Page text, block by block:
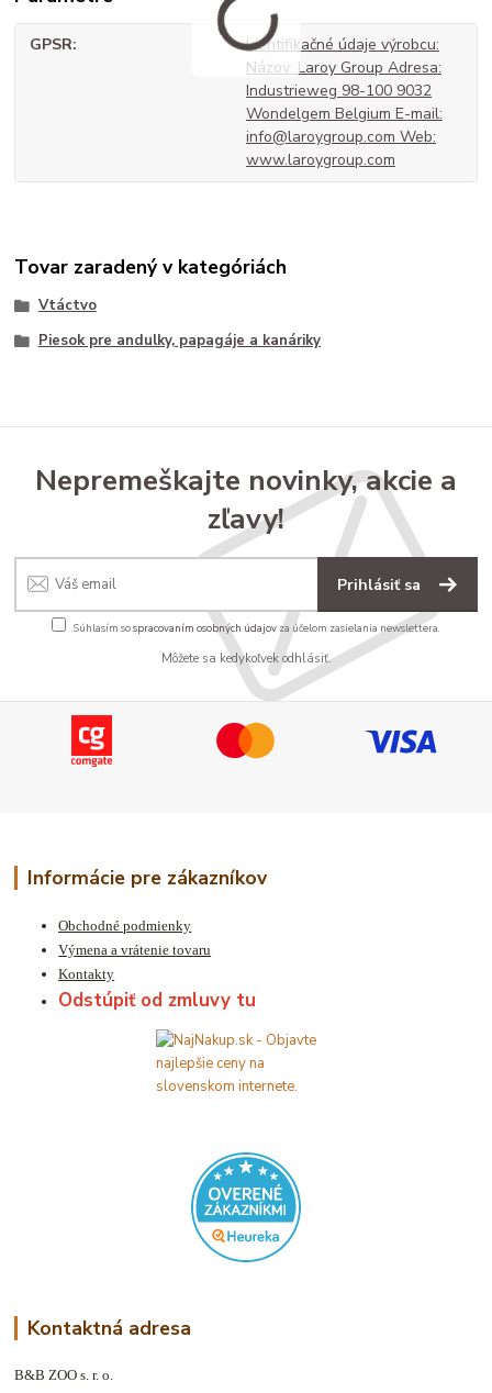
GPSR
Identifikačné údaje výrobcu:
Názov: Laroy Group Adresa:
Industrieweg 98-100 9032
Wondelgem Belgium E-mail:
info@laroygroup.com Web:
www.laroygroup.com
Tovar zaradený v kategóriách
Vtáctvo
Piesok pre andulky, papagáje a kanáriky
Nepremeškajte novinky, akcie a
zľavy!
Prihlásiť sa
Súhlasím sospracovaním osobných údajov za účelom zasielania newslettera.
Môžete sa kedykoľvek odhlásiť.
Informácie pre zákazníkov
Obchodné podmienky
Výmena a vrátenie tovaru
Kontakty
Odstúpiť od zmluvy tu
Kontaktná adresa
B&B ZOO s. r. o.